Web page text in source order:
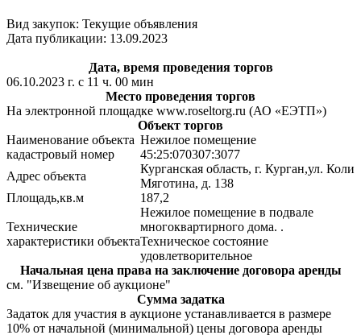
Вид закупок: Текущие объявления
Дата публикации: 13.09.2023
Дата, время проведения торгов
06.10.2023 г. с 11 ч. 00 мин
Место проведения торгов
На электронной площадке www.roseltorg.ru (АО «ЕЭТП»)
Объект торгов
Наименование объекта Нежилое помещение
кадастровый номер
45:25:070307:3077
Адрес объекта
Курганская область, г. Курган,ул. Коли
Мяготина, д. 138
Площадь,кв.м
187,2
Технические
характеристики объекта
Нежилое помещение в подвале
многоквартирного дома. .
Техническое состояние
удовлетворительное
Начальная цена права на заключение договора аренды
см. "Извещение об аукционе"
Сумма задатка
Задаток для участия в аукционе устанавливается в размере
10% от начальной (минимальной) цены договора аренды